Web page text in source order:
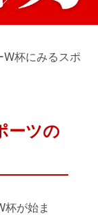
W杯にみるスポ
ーツの
が始ま